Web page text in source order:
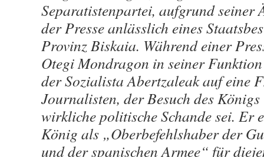
Separatistenpartei, aufgrund seiner
der Presse anlässlich eines
Provinz Biskaia. Während einer
Otegi Mondragon in seiner
der Sozialista Abertzaleak auf eine
Journalisten, der Besuch des
wirkliche politische Schande sei. Er
König als „Oberbefehlshaber der
und der spanischen Armee“ für